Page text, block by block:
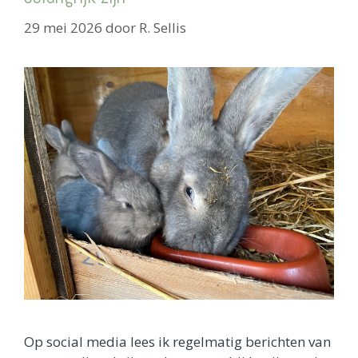
29 mei 2026 door R. Sellis
Op social media lees ik regelmatig berichten van